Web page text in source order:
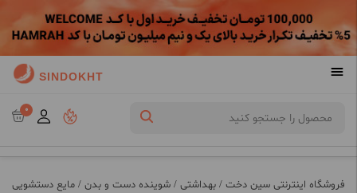
SINDOKHT
0
فروشگاه اینترنتی سین دخت / بهداشتی / شوینده دست و بدن / مایع دستشویی